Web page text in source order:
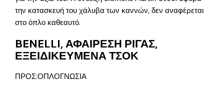
την κατασκευή του χάλυβα των καννών, δεν αναφέρεται
στο όπλο καθεαυτό.
BENELLI, ΑΦΑΙΡΕΣΗ ΡΙΓΑΣ,
ΕΞΕΙΔΙΚΕΥΜΕΝΑ ΤΣΟΚ
ΠΡΟΣ:ΟΠΛΟΓΝΩΣΙΑ